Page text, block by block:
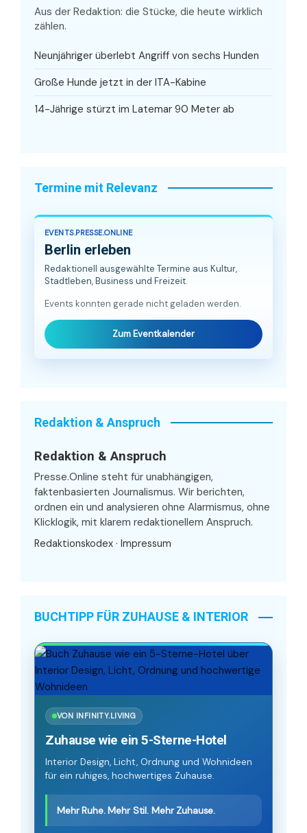
Aus der Redaktion: die Stücke, die heute wirklich
zählen.
Neunjähriger überlebt Angriff von sechs Hunden
Große Hunde jetzt in der ITA-Kabine
14-Jährige stürzt im Latemar 90 Meter ab
Termine mit Relevanz
EVENTS.PRESSE.ONLINE
Berlin erleben
Redaktionell ausgewählte Termine aus Kultur,
Stadtleben, Business und Freizeit.
Events konnten gerade nicht geladen werden.
Zum Eventkalender
Redaktion & Anspruch
Redaktion & Anspruch
Presse.Online steht für unabhängigen,
faktenbasierten Journalismus. Wir berichten,
ordnen ein und analysieren ohne Alarmismus, ohne
Klicklogik, mit klarem redaktionellem Anspruch.
Redaktionskodex · Impressum
BUCHTIPP FÜR ZUHAUSE & INTERIOR
VON INFINITY.LIVING
Zuhause wie ein 5-Sterne-Hotel
Interior Design, Licht, Ordnung und Wohnideen
für ein ruhiges, hochwertiges Zuhause.
Mehr Ruhe. Mehr Stil. Mehr Zuhause.